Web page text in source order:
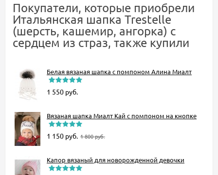
Покупатели, которые приобрели
Итальянская шапка Trestelle
(шерсть, кашемир, ангорка) с
сердцем из страз, также купили
Белая вязаная шапка с помпоном Алина Миалт
1 550 руб.
Вязаная шапка Миалт Кай с помпоном на кнопке
1 150 руб. 1 800руб.
Капор вязаный для новорожденной девочки